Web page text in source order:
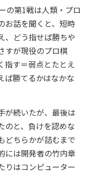
の第1戦は人類・プロ
お話を聞くと、短時
、どう指せば勝ちや
すが現役のプロ棋
指す＝弱点とたとえ
ば勝てるかはなかな
が続いたが、最後は
のと、負けを認めな
どちらかが詰むまで
には開発者の竹内章
りはコンピューター